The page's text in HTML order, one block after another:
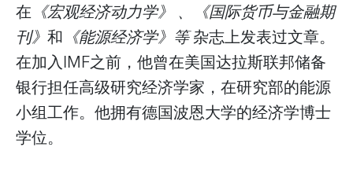
在 《宏观经济动力学》 、《国际货币与金融期
刊》 和 《能源经济学》等杂志上发表过文章。
在加入IMF之前，他曾在美国达拉斯联邦储备
银行担任高级研究经济学家，在研究部的能源
小组工作。他拥有德国波恩大学的经济学博士
学位。